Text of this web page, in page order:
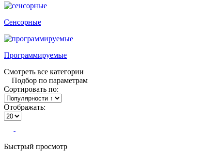
Сенсорные
Программируемые
Смотреть все категории
Подбор по параметрам
Сортировать по:
Отображать:
Быстрый просмотр